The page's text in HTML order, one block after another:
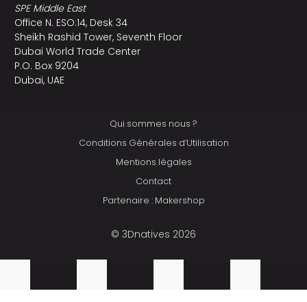
SPE Middle East
Office N. ESO:14, Desk 34
Sheikh Rashid Tower, Seventh Floor
Dubai World Trade Center
P.O. Box 9204
Dubai, UAE
Qui sommes nous ?
Conditions Générales d’Utilisation
Mentions légales
Contact
Partenaire : Makershop
© 3Dnatives 2026